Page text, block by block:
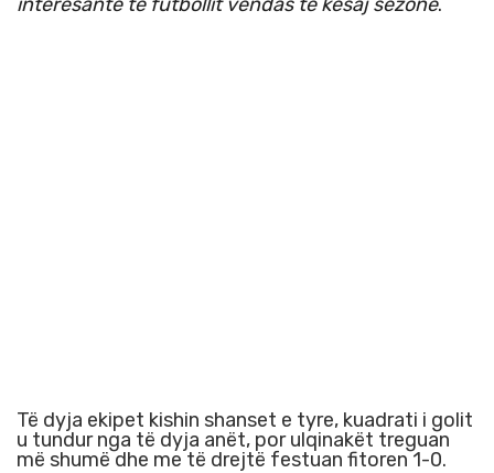
Të dyja ekipet kishin shanset e tyre, kuadrati i golit
u tundur nga të dyja anët, por ulqinakët treguan
më shumë dhe me të drejtë festuan fitoren 1-0.